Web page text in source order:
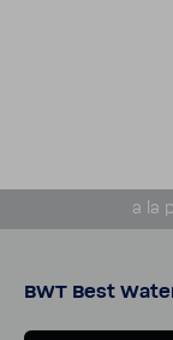
a la
BWT Best